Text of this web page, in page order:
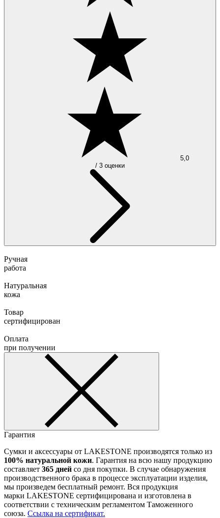
5,0
/ 3 оценки
Ручная
работа
Натуральная
кожа
Товар
сертифицирован
Оплата
при получении
Гарантия
Сумки и аксессуары от LAKESTONE производятся только из
100% натуральной кожи. Гарантия на всю нашу продукцию
составляет 365 дней со дня покупки. В случае обнаружения
производственного брака в процессе эксплуатации изделия,
мы произведем бесплатный ремонт. Вся продукция
марки LAKESTONE сертифицирована и изготовлена в
соответствии с техническим регламентом Таможенного
союза. Ссылка на сертификат.